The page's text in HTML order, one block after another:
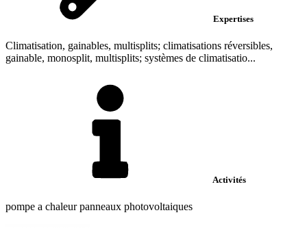
Expertises
Climatisation, gainables, multisplits; climatisations réversibles,
gainable, monosplit, multisplits; systèmes de climatisatio...
Activités
pompe a chaleur panneaux photovoltaiques